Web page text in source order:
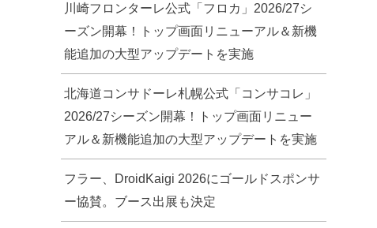
川崎フロンターレ公式「フロカ」2026/27シ
ーズン開幕！トップ画面リニューアル＆新機
能追加の大型アップデートを実施
北海道コンサドーレ札幌公式「コンサコレ」
2026/27シーズン開幕！トップ画面リニュー
アル＆新機能追加の大型アップデートを実施
フラー、DroidKaigi 2026にゴールドスポンサ
ー協賛。ブース出展も決定